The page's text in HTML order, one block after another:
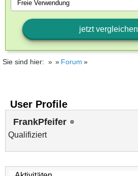
jetzt vergleichen
Sie sind hier: Forum
User Profile
FrankPfeifer
Qualifiziert